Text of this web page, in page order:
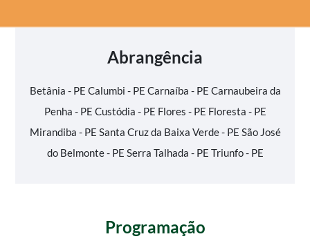
Abrangência
Betânia - PE Calumbi - PE Carnaíba - PE Carnaubeira da
Penha - PE Custódia - PE Flores - PE Floresta - PE
Mirandiba - PE Santa Cruz da Baixa Verde - PE São José
do Belmonte - PE Serra Talhada - PE Triunfo - PE
Programação